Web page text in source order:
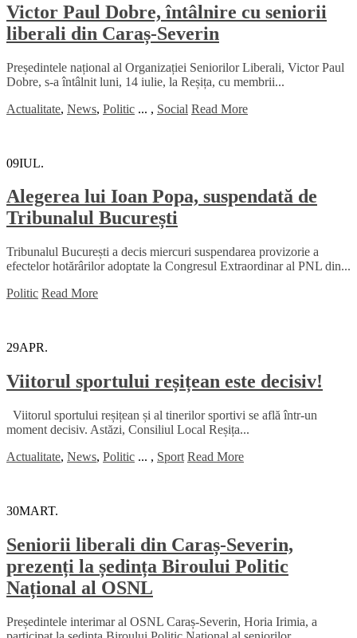
Victor Paul Dobre, întâlnire cu seniorii
liberali din Caraș-Severin
Președintele național al Organizației Seniorilor Liberali, Victor Paul
Dobre, s-a întâlnit luni, 14 iulie, la Reșița, cu membrii...
Actualitate, News, Politic ... , Social Read More
09IUL.
Alegerea lui Ioan Popa, suspendată de
Tribunalul București
Tribunalul București a decis miercuri suspendarea provizorie a
efectelor hotărârilor adoptate la Congresul Extraordinar al PNL din...
Politic Read More
29APR.
Viitorul sportului reșițean este decisiv!
Viitorul sportului reșițean și al tinerilor sportivi se află într-un
moment decisiv. Astăzi, Consiliul Local Reșița...
Actualitate, News, Politic ... , Sport Read More
30MART.
Seniorii liberali din Caraș-Severin,
prezenți la ședința Biroului Politic
Național al OSNL
Președintele interimar al OSNL Caraș-Severin, Horia Irimia, a